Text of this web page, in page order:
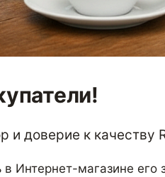
и доверие к качеству
Интернет-магазине его